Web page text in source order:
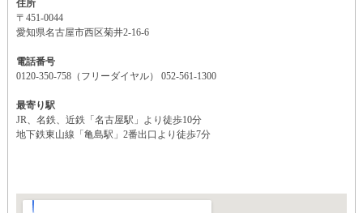
住所
〒451-0044
愛知県名古屋市西区菊井2-16-6
電話番号
0120-350-758（フリーダイヤル） 052-561-1300
最寄り駅
JR、名鉄、近鉄「名古屋駅」より徒歩10分
地下鉄東山線「亀島駅」2番出口より徒歩7分